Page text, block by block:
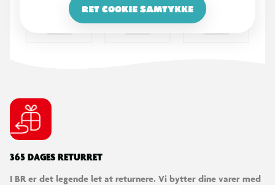
RET COOKIE SAMTYKKE
365 DAGES RETURRET
I BR er det legende let at returnere. Vi bytter dine varer med